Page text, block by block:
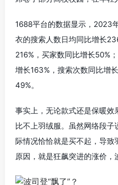
1688平台的数据显示，2023
衣的搜索人数日均同比增长
216%，买家数同比增长50%
增长163%，搜索次数同比增
49%。
事实上，无论款式还是保暖
比不上羽绒服。虽然网络段子
际情况恰恰就是买不起，导致
原因，就是狂飙突进的涨价，